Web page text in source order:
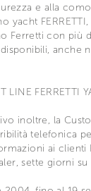
e alla
yacht
Ferretti con più
anche
LINE FERRETTI
inoltre, la
telefonica
ai clienti
sette giorni